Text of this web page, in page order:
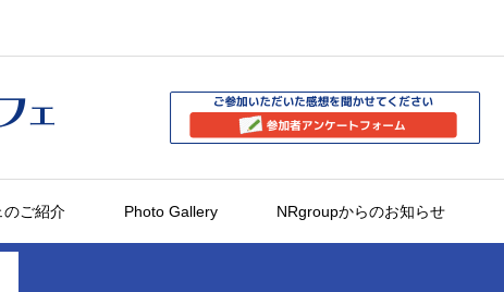
のご紹介 Photo Gallery NRgroupからのお知らせ